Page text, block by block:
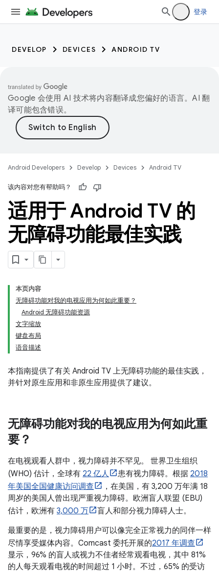
登录
DEVELOP DEVICES ANDROID TV
Google 会使用 AI 技术将内容翻译成您偏好的语言。AI 翻
译可能包含错误。
Android Developers Develop Devices Android TV
该内容对您有帮助吗？
适用于 Android TV 的
无障碍功能最佳实践
本页内容
无障碍功能对我的电视应用为何如此重要？
Android 无障碍功能资源
文字缩放
键盘布局
语音描述
本指南提供了有关 Android TV 上无障碍功能的最佳实践，
并针对原生应用和非原生应用提供了建议。
无障碍功能对我的电视应用为何如此重
要？
在电视观看人群中，视力障碍并不罕见。 世界卫生组织
(WHO) 估计，全球有 22 亿人 患有视力障碍。根据 2018
年美国全国健康访问调查
，在美国，有 3,200 万年满 18
周岁的美国人曾出现严重视力障碍。欧洲盲人联盟 (EBU)
估计，欧洲有 3,000 万
盲人和部分视力障碍人士。
最重要的是，视力障碍用户可以像完全正常视力的同伴一样
尽情享受媒体内容。Comcast 委托开展的2017 年调查
显示，96% 的盲人或视力不佳者经常观看电视，其中 81%
的人每天观看电视的时间超过 1 小时。不过，65% 的受访